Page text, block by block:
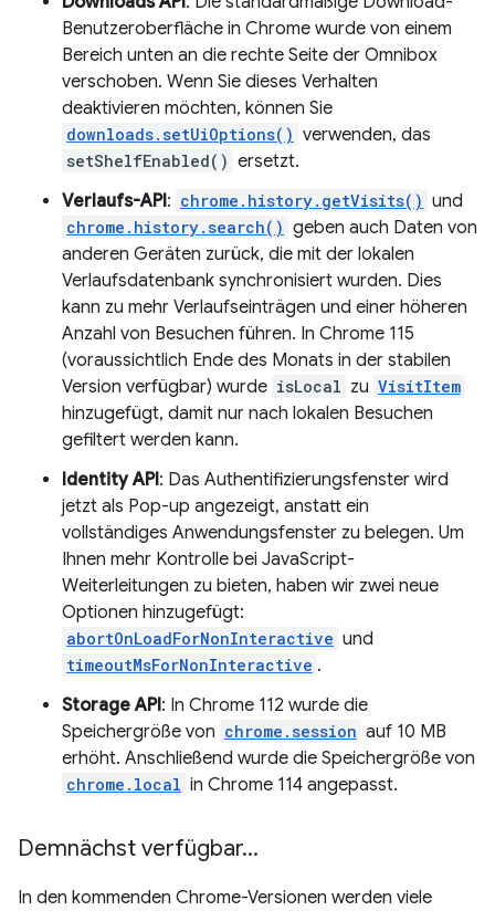
Benutzeroberfläche in Chrome wurde von einem
Bereich unten an die rechte Seite der Omnibox
verschoben. Wenn Sie dieses Verhalten
deaktivieren möchten, können Sie
downloads.setUiOptions() verwenden, das
setShelfEnabled() ersetzt.
Verlaufs-API: chrome.history.getVisits() und
chrome.history.search() geben auch Daten von
anderen Geräten zurück, die mit der lokalen
Verlaufsdatenbank synchronisiert wurden. Dies
kann zu mehr Verlaufseinträgen und einer höheren
Anzahl von Besuchen führen. In Chrome 115
(voraussichtlich Ende des Monats in der stabilen
Version verfügbar) wurde isLocal zu VisitItem
hinzugefügt, damit nur nach lokalen Besuchen
gefiltert werden kann.
Identity API: Das Authentifizierungsfenster wird
jetzt als Pop-up angezeigt, anstatt ein
vollständiges Anwendungsfenster zu belegen. Um
Ihnen mehr Kontrolle bei JavaScript-
Weiterleitungen zu bieten, haben wir zwei neue
Optionen hinzugefügt:
abortOnLoadForNonInteractive und
timeoutMsForNonInteractive .
Storage API: In Chrome 112 wurde die
Speichergröße von chrome.session auf 10 MB
erhöht. Anschließend wurde die Speichergröße von
chrome.local in Chrome 114 angepasst.
Demnächst verfügbar...
In den kommenden Chrome-Versionen werden viele